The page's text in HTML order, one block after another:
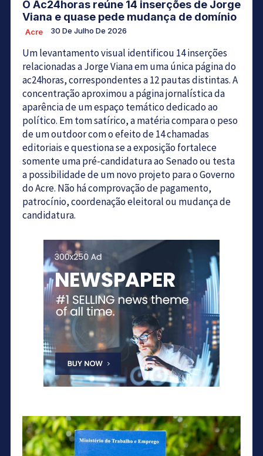
O Ac24horas reúne 14 inserções de Jorge
Viana e quase pede mudança de domínio
Acre 30 De Julho De 2026
Um levantamento visual identificou 14 inserções
relacionadas a Jorge Viana em uma única página do
ac24horas, correspondentes a 12 pautas distintas. A
concentração aproximou a página jornalística da
aparência de um espaço temático dedicado ao
político. Em tom satírico, a matéria compara o peso
de um outdoor com o efeito de 14 chamadas
editoriais e questiona se a exposição fortalece
somente uma pré-candidatura ao Senado ou testa
a possibilidade de um novo projeto para o Governo
do Acre. Não há comprovação de pagamento,
patrocínio, coordenação eleitoral ou mudança de
candidatura.